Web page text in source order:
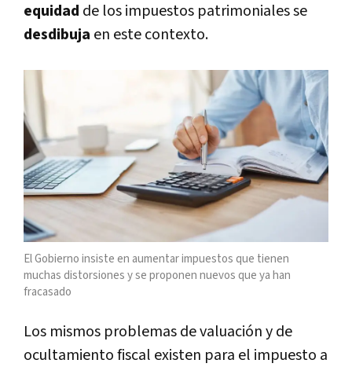
equidad de los impuestos patrimoniales se
desdibuja en este contexto.
El Gobierno insiste en aumentar impuestos que tienen
muchas distorsiones y se proponen nuevos que ya han
fracasado
Los mismos problemas de valuación y de
ocultamiento fiscal existen para el impuesto a